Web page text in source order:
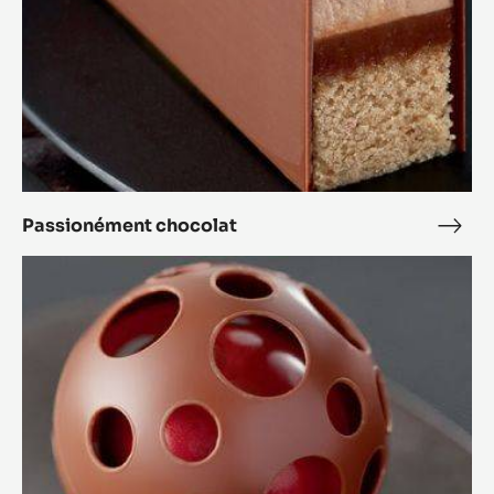
Passionément chocolat